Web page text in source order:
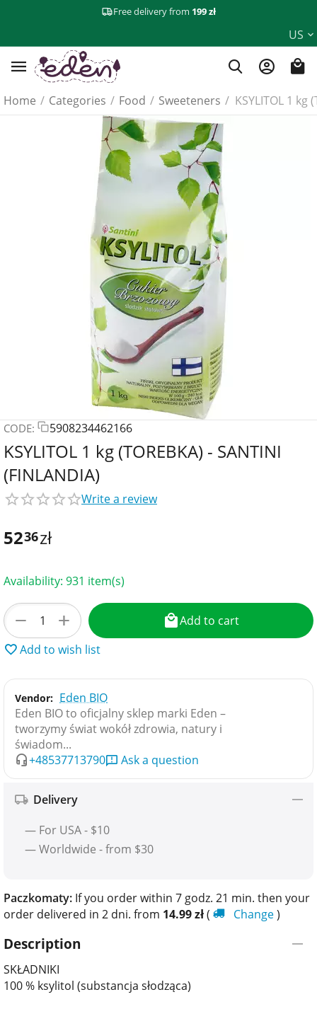
Free delivery from 199 zł
US
Home / Categories / Food / Sweeteners / KSYLITOL 1 kg
CODE: 5908234462166
KSYLITOL 1 kg (TOREBKA) - SANTINI
(FINLANDIA)
Write a review
5236zł
Availability: 931 item(s)
+
−
Add to cart
Add to wish list
Vendor: Eden BIO
Eden BIO to oficjalny sklep marki Eden –
tworzymy świat wokół zdrowia, natury i
świadom...
+48537713790
Ask a question
Delivery
— For USA - $10
— Worldwide - from $30
Paczkomaty: If you order within 7 godz. 21 min. then your
order delivered in 2 dni. from 14.99zł( Change)
Description
SKŁADNIKI
100 % ksylitol (substancja słodząca)